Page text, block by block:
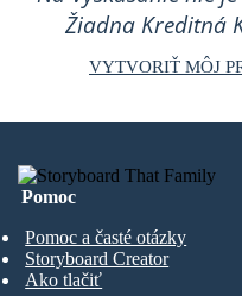
Žiadna Kreditná
VYTVORIŤ MÔJ
Pomoc
Pomoc a časté otázky
Storyboard Creator
Ako tlačiť